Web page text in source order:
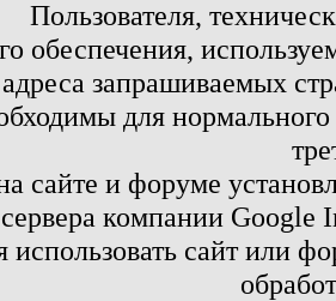
Пользователя,
обеспечения,
адреса запрашиваемых
для
сайте и форуме
компании
сайт или